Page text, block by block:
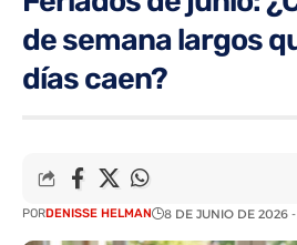
de semana largos
días caen?
PORDENISSE HELMAN 8 DE JUNIO DE 2026